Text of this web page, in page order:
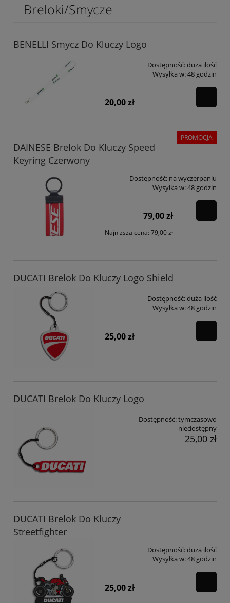
Breloki/Smycze
BENELLI Smycz Do Kluczy Logo
Dostępność:duża ilość
Wysyłka w:48 godzin
20,00 zł
DAINESE Brelok Do Kluczy Speed
Keyring Czerwony
Dostępność: na wyczerpaniu
Wysyłka w:48 godzin
79,00 zł
Najniższa cena:79,00 zł
PROMOCJA
DUCATI Brelok Do Kluczy Logo Shield
Dostępność:duża ilość
Wysyłka w:48 godzin
25,00 zł
DUCATI Brelok Do Kluczy Logo
Dostępność:tymczasowo
niedostępny
25,00 zł
DUCATI Brelok Do Kluczy
Streetfighter
Dostępność:duża ilość
Wysyłka w:48 godzin
25,00 zł